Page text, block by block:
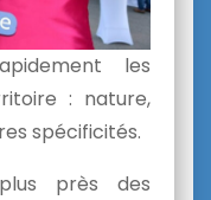
les
: nature,
spécificités.
près des